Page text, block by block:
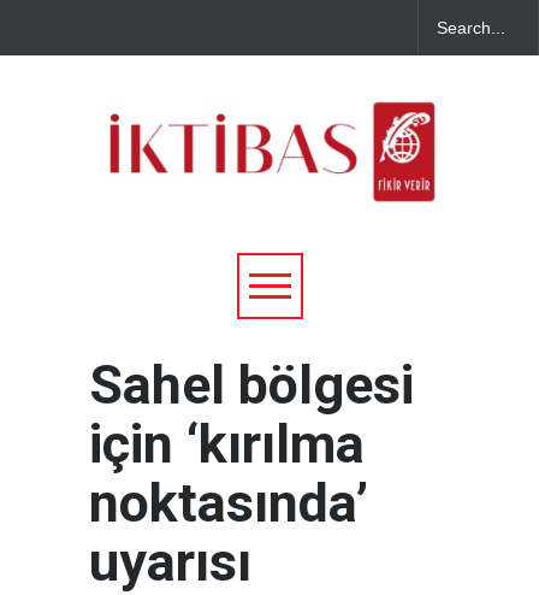
Sahel bölgesi
için ‘kırılma
noktasında’
uyarısı